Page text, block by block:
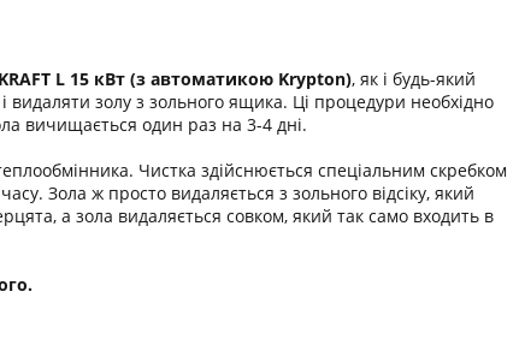
KRAFT L 15 кВт (з автоматикою Krypton), як і будь-який
видаляти золу з зольного ящика. Ці процедури необхідно
вичищається один раз на 3-4 дні.
Чистка здійснюється спеціальним скребком
Зола ж просто видаляється з зольного відсіку, який
а зола видаляється совком, який так само входить в